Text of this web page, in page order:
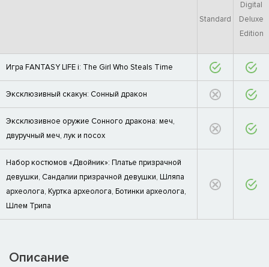
Standard
Digital
Deluxe
Edition
Игра FANTASY LIFE i: The Girl Who Steals Time
Эксклюзивный скакун: Сонный дракон
Эксклюзивное оружие Сонного дракона: меч,
двуручный меч, лук и посох
Набор костюмов «Двойник»: Платье призрачной
девушки, Сандалии призрачной девушки, Шляпа
археолога, Куртка археолога, Ботинки археолога,
Шлем Трипа
Описание